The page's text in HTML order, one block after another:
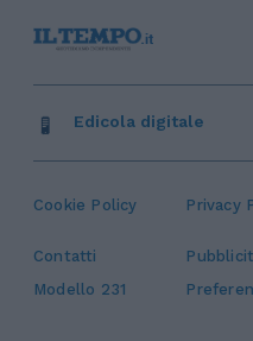
Cookie Policy Privacy
Contatti
Modello 231
Edicola digitale